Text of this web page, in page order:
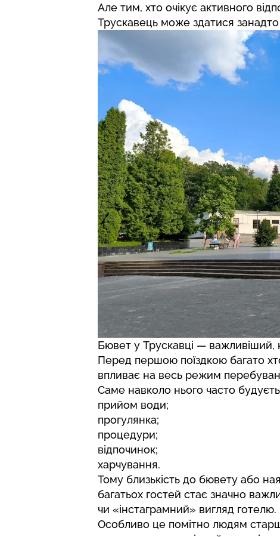
Але тим, хто очікує активного
Трускавець може здатися занадто
Бювет у Трускавці — важливіший,
Перед першою поїздкою багато
впливає на весь режим
Саме навколо нього часто
прийом води;
прогулянка;
процедури;
відпочинок;
харчування.
Тому близькість до бювету або
багатьох гостей стає значно
чи «інстаграмний» вигляд готелю.
Особливо це помітно людям